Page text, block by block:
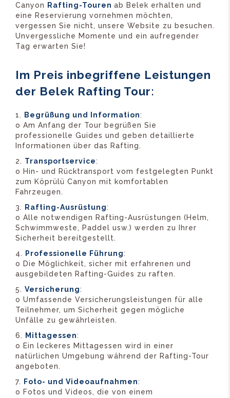
Canyon
Rafting-Touren ab Belek erhalten und
eine Reservierung vornehmen möchten,
vergessen Sie nicht, unsere Website zu besuchen.
Unvergessliche Momente und ein aufregender
Tag erwarten Sie!
Im Preis inbegriffene Leistungen
der Belek Rafting Tour:
Begrüßung und Information:
o Am Anfang der Tour begrüßen Sie
professionelle Guides und geben detaillierte
Informationen über das Rafting.
Transportservice:
o Hin- und Rücktransport vom festgelegten Punkt
zum Köprülü Canyon mit komfortablen
Fahrzeugen.
Rafting-Ausrüstung:
o Alle notwendigen Rafting-Ausrüstungen (Helm,
Schwimmweste, Paddel usw.) werden zu Ihrer
Sicherheit bereitgestellt.
Professionelle Führung:
o Die Möglichkeit, sicher mit erfahrenen und
ausgebildeten Rafting-Guides zu raften.
Versicherung:
o Umfassende Versicherungsleistungen für alle
Teilnehmer, um Sicherheit gegen mögliche
Unfälle zu gewährleisten.
Mittagessen:
o Ein leckeres Mittagessen wird in einer
natürlichen Umgebung während der Rafting-Tour
angeboten.
Foto- und Videoaufnahmen:
o Fotos und Videos, die von einem